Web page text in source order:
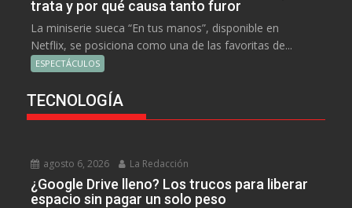
trata y por qué causa tanto furor
La miniserie sueca “En tus manos”, disponible en
Netflix, se posiciona como una de las favoritas de...
ESPECTÁCULOS
TECNOLOGÍA
agosto 6, 2026 La Redacción
¿Google Drive lleno? Los trucos para liberar
espacio sin pagar un solo peso